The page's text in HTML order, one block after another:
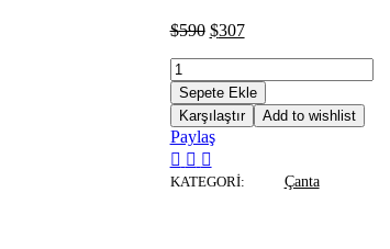
$590 $307
Sepete Ekle
Karşılaştır
Add to wishlist
Paylaş
KATEGORI: Çanta